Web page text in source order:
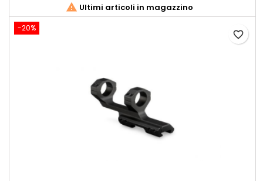
 Ultimi articoli in magazzino
-20%
favorite_border